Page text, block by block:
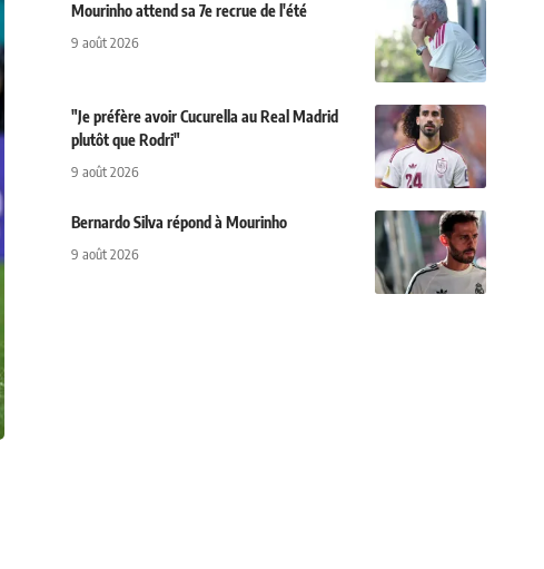
Mourinho attend sa 7e recrue de l'été
9 août 2026
"Je préfère avoir Cucurella au Real Madrid
plutôt que Rodri"
9 août 2026
Bernardo Silva répond à Mourinho
9 août 2026